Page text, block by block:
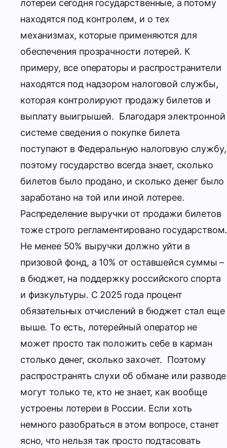
лотереи сегодня государственные, а потому
находятся под контролем, и о тех
механизмах, которые применяются для
обеспечения прозрачности лотерей. К
примеру, все операторы и распространители
находятся под надзором налоговой службы,
которая контролируют продажу билетов и
выплату выигрышей. Благодаря электронной
системе сведения о покупке билета
поступают в Федеральную налоговую службу,
поэтому государство всегда знает, сколько
билетов было продано, и сколько денег было
заработано на той или иной лотерее.
Распределение выручки от продажи билетов
тоже строго регламентировано государством.
Не менее 50% выручки должно уйти в
призовой фонд, а 10% от оставшейся суммы –
в бюджет, на поддержку российского спорта
и физкультуры. С 2025 года процент
обязательных отчислений в бюджет стал еще
выше. То есть, лотерейный оператор не
может просто так положить себе в карман
столько денег, сколько захочет. Поэтому
распространять слухи об обмане или разводе
могут только те, кто не знает, как вообще
устроены лотереи в России. Если хоть
немного разобраться в этом вопросе, станет
ясно, что нельзя так просто подтасовать